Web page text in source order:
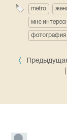
metro
мне
фотография